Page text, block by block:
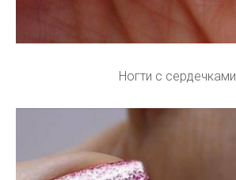
Ногти с сердечками